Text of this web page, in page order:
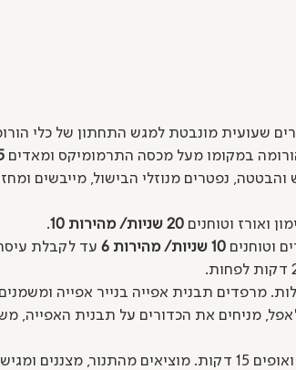
שעועית מונבטת למגש התחתון של כלי
במקומו מעל מכסה התרמומיקס ומאדים
נפטרים מנוזלי הבישול, מייבשים
ואורז וטוחנים 20 שניות/ מהירות 10
.
וטוחנים 10 שניות/ מהירות 6
עד לקבלת
מניחים את הכדורים על תבנית האפייה,
חם נעים.